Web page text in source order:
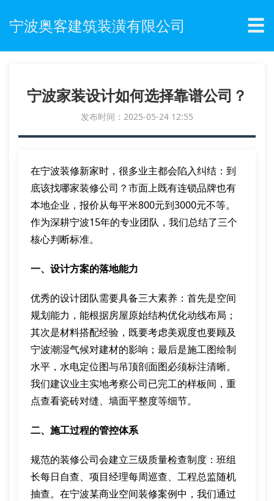
宁波奥客建筑装潢有限公司 ☰
宁波家装设计如何选择靠谱公司？
发布时间：2025-05-24 12:55
在宁波装修新家时，很多业主都会陷入纠结：到
底该找哪家装修公司？市面上既有连锁品牌也有
本地企业，报价从每平米800元到3000元不等。
作为深耕宁波15年的专业团队，我们总结了三个
核心判断标准。
一、设计方案的落地能力
优秀的设计团队需要具备三大素养：首先是空间
规划能力，能根据房屋原始结构优化动线布局；
其次是材料搭配经验，既要考虑美观度也要顾及
宁波潮湿气候对建材的影响；最后是施工图绘制
水平，水电定位图与吊顶剖面图必须标注清晰。
我们建议业主实地考察公司已完工的样板间，重
点查看瓷砖对缝、墙面平整度等细节。
二、施工过程的管控体系
规范的装修公司会建立三级质量检查制度：班组
长每日自查、项目经理每周巡查、工程总监随机
抽查。在宁波某商业空间装修案例中，我们通过